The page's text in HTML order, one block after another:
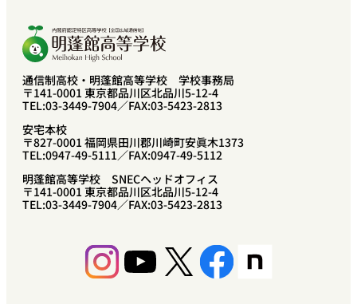
通信制高校・明蓬館高等学校 学校事務局
〒141-0001 東京都品川区北品川5-12-4
TEL:03-3449-7904／FAX:03-5423-2813
安宅本校
〒827-0001 福岡県田川郡川崎町安眞木1373
TEL:0947-49-5111／FAX:0947-49-5112
明蓬館高等学校 SNECヘッドオフィス
〒141-0001 東京都品川区北品川5-12-4
TEL:03-3449-7904／FAX:03-5423-2813
Instagram
YouTube
X